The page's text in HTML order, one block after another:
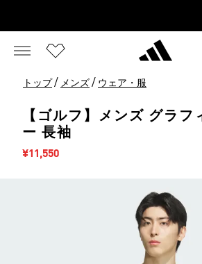
トップ / メンズ / ウェア・服
【ゴルフ】メンズ グラフ
ー 長袖
セール価格
¥11,550